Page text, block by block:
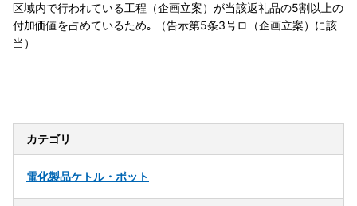
区域内で行われている工程（企画立案）が当該返礼品の5割以上の
付加価値を占めているため｡ （告示第5条3号ロ（企画立案）に該
当）
カテゴリ
電化製品ケトル・ポット